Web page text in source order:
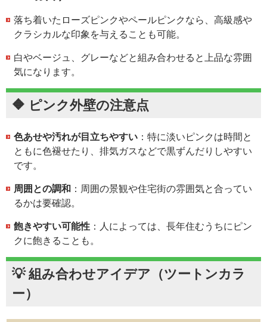
落ち着いたローズピンクやペールピンクなら、高級感や
クラシカルな印象を与えることも可能。
白やベージュ、グレーなどと組み合わせると上品な雰囲
気になります。
🔶 ピンク外壁の注意点
色あせや汚れが目立ちやすい ：特に淡いピンクは時間と
ともに色褪せたり、排気ガスなどで黒ずんだりしやすい
です。
周囲との調和 ：周囲の景観や住宅街の雰囲気と合ってい
るかは要確認。
飽きやすい可能性 ：人によっては、長年住むうちにピン
クに飽きることも。
💡 組み合わせアイデア（ツートンカラ
ー）